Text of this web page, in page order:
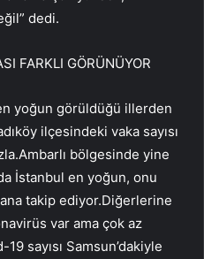
dedi.
FARKLI GÖRÜNÜYOR
yoğun görüldüğü illerden
ilçesindeki vaka sayısı
bölgesinde yine
İstanbul en yoğun, onu
takip ediyor.Diğerlerine
var ama çok az
sayısı Samsun’dakiyle